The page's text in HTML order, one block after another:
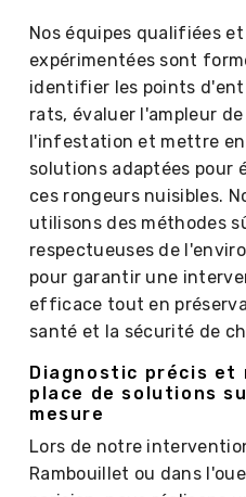
Nos équipes qualifiées et
expérimentées sont
identifier les points
rats, évaluer l'ampleur de
l'infestation et mettre
solutions adaptées pour
ces rongeurs nuisibles.
utilisons des méthodes
respectueuses de
pour garantir une
efficace tout en
santé et la sécurité de
Diagnostic précis et
place de solutions
mesure
Lors de notre
Rambouillet ou dans